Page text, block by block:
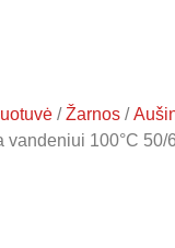
/Žarnos /
vandeniui 100°C 50/